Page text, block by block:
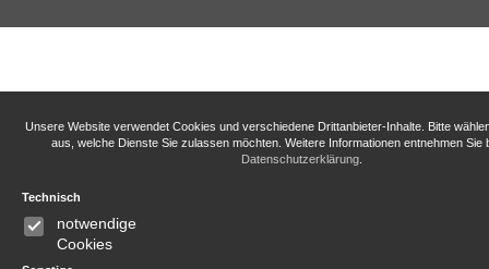
Unsere Website verwendet Cookies und verschiedene Drittanbieter-Inhalte. Bitte
aus, welche Dienste Sie zulassen möchten. Weitere Informationen entnehmen Sie
Datenschutzerklärung.
Technisch
notwendige
Cookies